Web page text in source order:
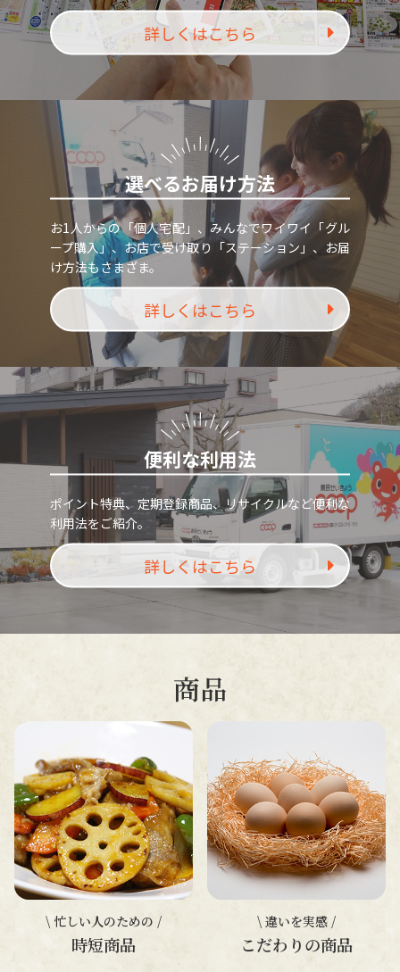
詳しくはこちら
選べるお届け方法
お1人からの「個人宅配」、みんなでワイワイ「グル
ープ購入」、お店で受け取り「ステーション」、お届
け方法もさまざま。
詳しくはこちら
便利な利用法
ポイント特典、定期登録商品、リサイクルなど便利な
利用法をご紹介。
詳しくはこちら
商品
\ 忙しい人のための /
時短商品
\ 違いを実感 /
こだわりの商品